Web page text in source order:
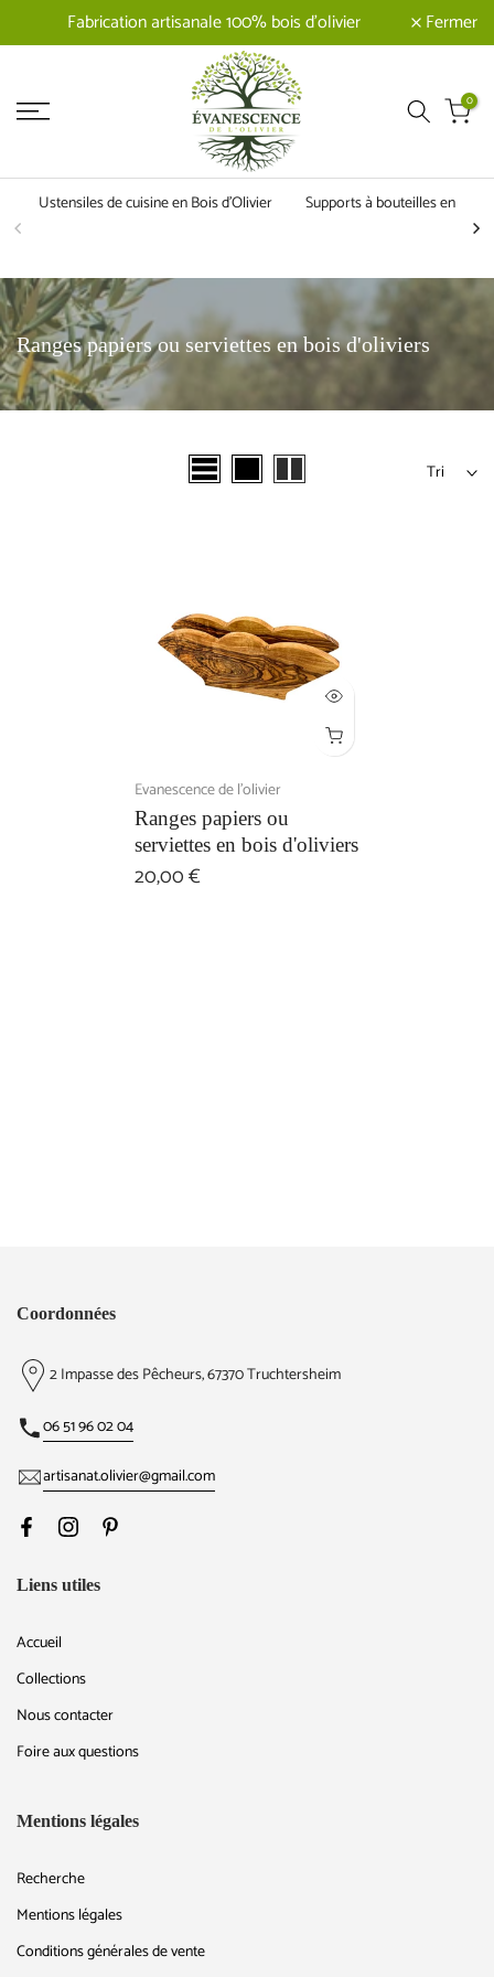
Fabrication artisanale 100% bois d'olivier Fermer
0
Ustensiles de cuisine en Bois d'Olivier Supports à bouteilles en Bois
Ranges papiers ou serviettes en bois d'oliviers
Tri
Evanescence de l'olivier
Ranges papiers ou
serviettes en bois d'oliviers
20,00 €
Coordonnées
2 Impasse des Pêcheurs, 67370 Truchtersheim
06 51 96 02 04
artisanat.olivier@gmail.com
Liens utiles
Accueil
Collections
Nous contacter
Foire aux questions
Mentions légales
Recherche
Mentions légales
Conditions générales de vente